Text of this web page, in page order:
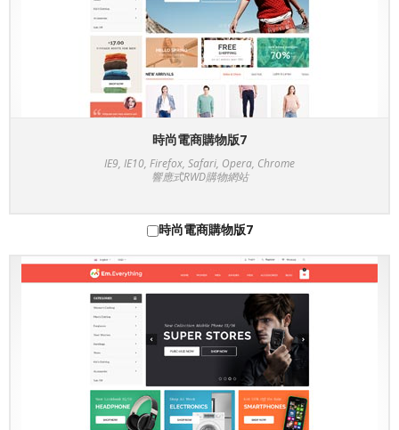
時尚電商購物版7
IE9, IE10, Firefox, Safari, Opera, Chrome
響應式RWD購物網站
時尚電商購物版7